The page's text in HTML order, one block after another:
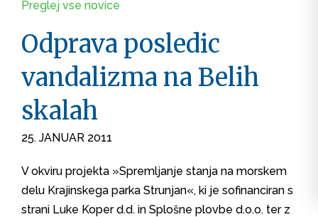
Preglej vse novice
Odprava posledic
vandalizma na Belih
skalah
25. JANUAR 2011
V okviru projekta »Spremljanje stanja na morskem
delu Krajinskega parka Strunjan«, ki je sofinanciran s
strani Luke Koper d.d. in Splošne plovbe d.o.o. ter z